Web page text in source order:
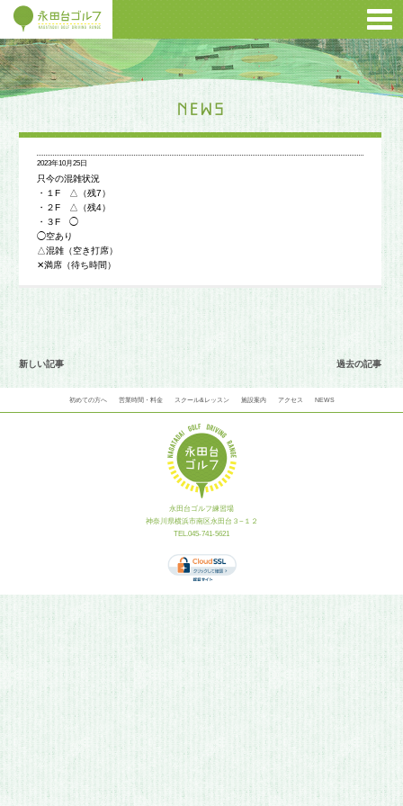
2023年10月25日
只今の混雑状況
・１F △（残7）
・２F △（残4）
・３F ◯
◯空あり
△混雑（空き打席）
✕満席（待ち時間）
新しい記事 過去の記事
初めての方へ 営業時間・料金 スクール&レッスン 施設案内 アクセス NEWS
永田台ゴルフ練習場
神奈川県横浜市南区永田台３−１２
TEL.045-741-5621